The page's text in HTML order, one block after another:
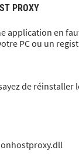
PROXY
application en
PC ou un
de réinstaller